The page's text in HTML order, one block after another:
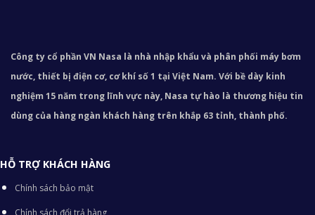
Công ty cổ phần VN Nasa là nhà nhập khẩu và phân phối máy bơm
nước, thiết bị điện cơ, cơ khí số 1 tại Việt Nam. Với bề dày kinh
nghiệm 15 năm trong lĩnh vực này, Nasa tự hào là thương hiệu tin
dùng của hàng ngàn khách hàng trên khắp 63 tỉnh, thành phố.
HỖ TRỢ KHÁCH HÀNG
Chính sách bảo mật
Chính sách đổi trả hàng